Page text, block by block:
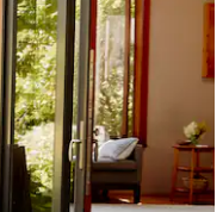
確認することができます。